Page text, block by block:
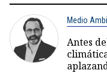
Medio
Antes